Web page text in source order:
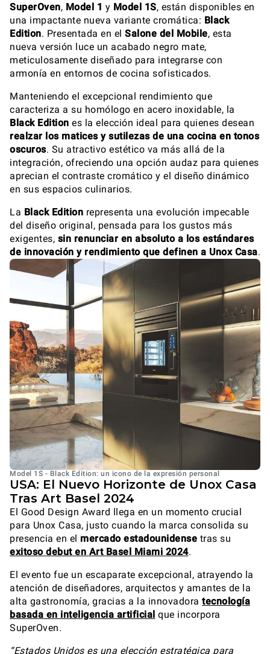
SuperOven, Model 1 y Model 1S, están disponibles en
una impactante nueva variante cromática: Black
Edition. Presentada en el Salone del Mobile, esta
nueva versión luce un acabado negro mate,
meticulosamente diseñado para integrarse con
armonía en entornos de cocina sofisticados.
Manteniendo el excepcional rendimiento que
caracteriza a su homólogo en acero inoxidable, la
Black Edition es la elección ideal para quienes desean
realzar los matices y sutilezas de una cocina en tonos
oscuros. Su atractivo estético va más allá de la
integración, ofreciendo una opción audaz para quienes
aprecian el contraste cromático y el diseño dinámico
en sus espacios culinarios.
La Black Edition representa una evolución impecable
del diseño original, pensada para los gustos más
exigentes, sin renunciar en absoluto a los estándares
de innovación y rendimiento que definen a Unox Casa.
Model 1S - Black Edition: un icono de la expresión personal
USA: El Nuevo Horizonte de Unox Casa
Tras Art Basel 2024
El Good Design Award llega en un momento crucial
para Unox Casa, justo cuando la marca consolida su
presencia en el mercado estadounidense tras su
exitoso debut en Art Basel Miami 2024.
El evento fue un escaparate excepcional, atrayendo la
atención de diseñadores, arquitectos y amantes de la
alta gastronomía, gracias a la innovadora tecnología
basada en inteligencia artificial que incorpora
SuperOven.
“Estados Unidos es una elección estratégica para